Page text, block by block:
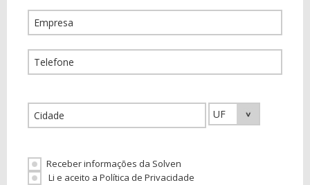
Receber informações da Solven
Li e aceito a Política de Privacidade